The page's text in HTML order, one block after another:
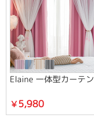
Elaine 一体型カーテン
￥5,980